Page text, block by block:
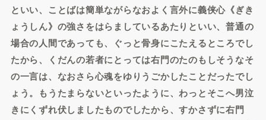
といい、ことばは簡単ながらなおよく言外に義侠心《ぎき
ょうしん》の強さをはらましているあたりといい、普通の
場合の人間であっても、ぐっと骨身にこたえるところでし
たから、くだんの若者にとっては右門のたのもしそうなそ
の一言は、なおさら心魂をゆりうごかしたことだったでし
ょう。もうたまらないといったように、わっとそこへ男泣
きにくずれ伏しましたものでしたから、すかさずに右門